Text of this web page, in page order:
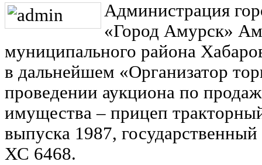
Администрация
«Город Амурск»
муниципального района
в дальнейшем «Организатор
проведении аукциона по
имущества – прицеп
выпуска 1987,
ХС 6468.